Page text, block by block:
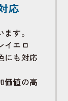
応
す。
イエロ
にも対応
価値の高